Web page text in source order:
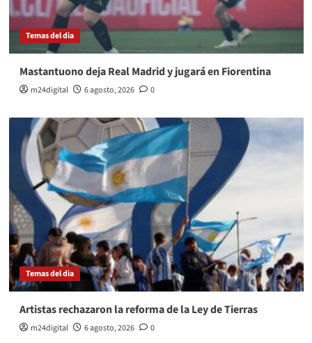
Temas del dia
Mastantuono deja Real Madrid y jugará en Fiorentina
m24digital 6 agosto, 2026 0
Temas del dia
Artistas rechazaron la reforma de la Ley de Tierras
m24digital 6 agosto, 2026 0